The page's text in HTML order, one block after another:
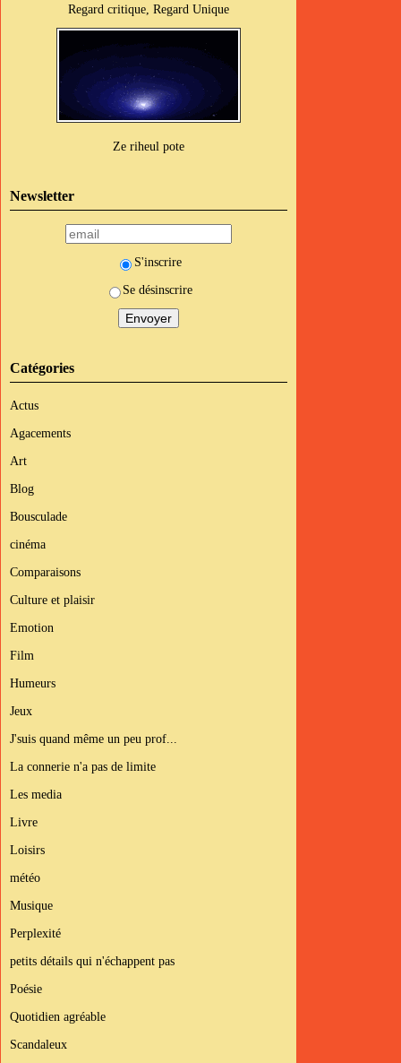
Regard critique, Regard Unique
Ze riheul pote
Newsletter
S'inscrire
Se désinscrire
Catégories
Actus
Agacements
Art
Blog
Bousculade
cinéma
Comparaisons
Culture et plaisir
Emotion
Film
Humeurs
Jeux
J'suis quand même un peu prof...
La connerie n'a pas de limite
Les media
Livre
Loisirs
météo
Musique
Perplexité
petits détails qui n'échappent pas
Poésie
Quotidien agréable
Scandaleux